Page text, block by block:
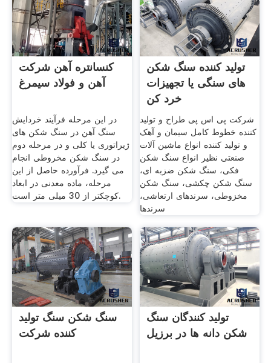
کنسانتره آهن شرکت
آهن و فولاد سیمرغ
در این مرحله فرآیند خردایش
سنگ آهن در سنگ شکن های
ژیراتوری یا کلی و در مرحله دوم
در سنگ شکن مخروطی انجام
می گیرد. فرآورده حاصل از این
مرحله، ماده معدنی در ابعاد
کوچکتر از 30 میلی متر است.
تولید کننده سنگ شکن
های سنگی یا تجهیزات
خرد کن
شرکت پی اس پی طراح و تولید
کننده خطوط کامل سیمان و آهک
و تولید کننده انواع ماشین آلات
صنعتی نظیر انواع سنگ شکن
فکی، سنگ شکن ضزبه ای،
سنگ شکن چکشی، سنگ شکن
مخزوطی، سرندهای ارتعاشی،
سرندها
سنگ شکن سنگ تولید
کننده شرکت
تولید کنندگان سنگ
شکن دانه ها در برزیل